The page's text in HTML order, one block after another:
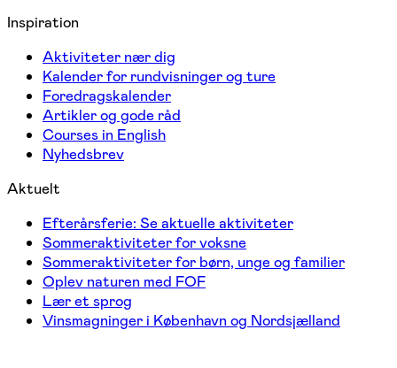
Inspiration
Aktiviteter nær dig
Kalender for rundvisninger og ture
Foredragskalender
Artikler og gode råd
Courses in English
Nyhedsbrev
Aktuelt
Efterårsferie: Se aktuelle aktiviteter
Sommeraktiviteter for voksne
Sommeraktiviteter for børn, unge og familier
Oplev naturen med FOF
Lær et sprog
Vinsmagninger i København og Nordsjælland